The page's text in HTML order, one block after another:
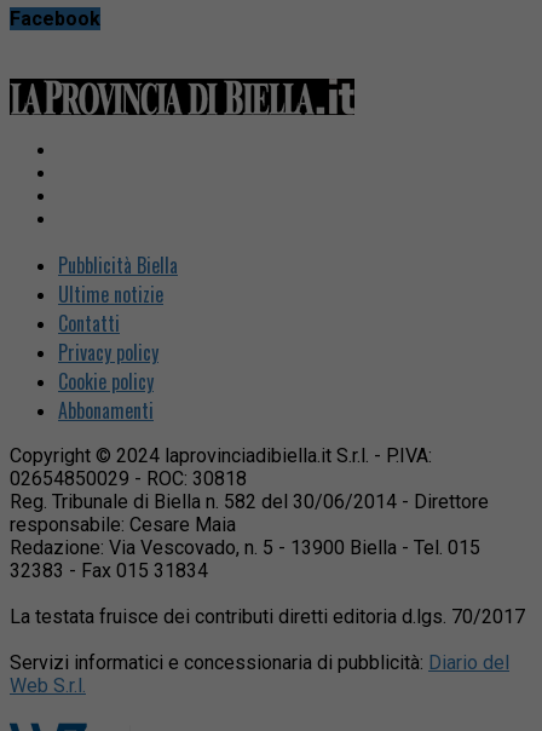
Facebook
Pubblicità Biella
Ultime notizie
Contatti
Privacy policy
Cookie policy
Abbonamenti
Copyright © 2024 laprovinciadibiella.it S.r.l. - P.IVA:
02654850029 - ROC: 30818
Reg. Tribunale di Biella n. 582 del 30/06/2014 - Direttore
responsabile: Cesare Maia
Redazione: Via Vescovado, n. 5 - 13900 Biella - Tel. 015
32383 - Fax 015 31834
La testata fruisce dei contributi diretti editoria d.lgs. 70/2017
Servizi informatici e concessionaria di pubblicità: Diario del
Web S.r.l.